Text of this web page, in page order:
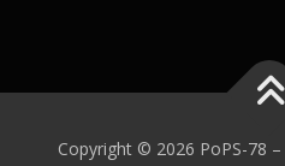
Copyright © 2026 PoPS-78 –